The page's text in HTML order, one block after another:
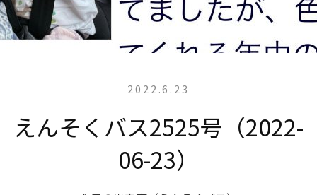
2022.6.23
えんそくバス2525号（2022-
06-23）